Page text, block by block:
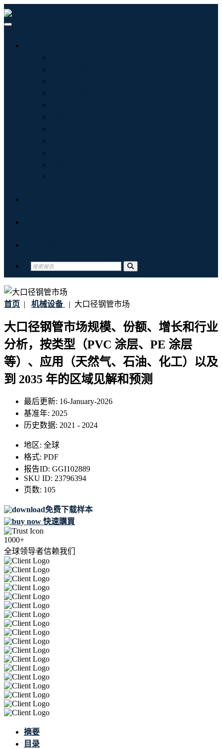
首页 | 机械设备 | 大口径钢管市场
大口径钢管市场规模、份额、增长和行业
分析，按类型（PVC 涂层、PE 涂层
等）、应用（天然气、石油、化工）以及
到 2035 年的区域见解和预测
最后更新: 16-January-2026
基准年: 2025
历史数据: 2021 - 2024
地区: 全球
格式: PDF
报告ID: GGI102889
SKU ID: 23796394
页数: 105
免费下载样本
快速購買
1000+
全球领导者信赖我们
摘要
目录